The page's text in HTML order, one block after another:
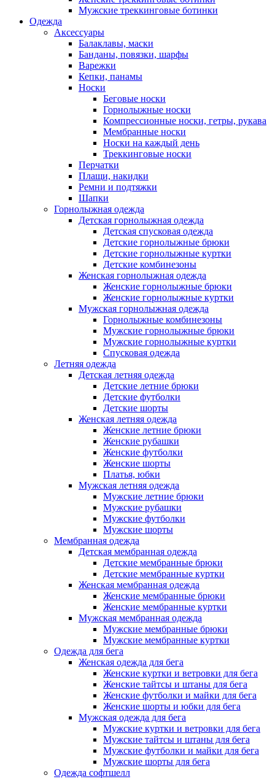
Мужские треккинговые ботинки
Одежда
Аксессуары
Балаклавы, маски
Банданы, повязки, шарфы
Варежки
Кепки, панамы
Носки
Беговые носки
Горнолыжные носки
Компрессионные носки, гетры, рукава
Мембранные носки
Носки на каждый день
Треккинговые носки
Перчатки
Плащи, накидки
Ремни и подтяжки
Шапки
Горнолыжная одежда
Детская горнолыжная одежда
Детская спусковая одежда
Детские горнолыжные брюки
Детские горнолыжные куртки
Детские комбинезоны
Женская горнолыжная одежда
Женские горнолыжные брюки
Женские горнолыжные куртки
Мужская горнолыжная одежда
Горнолыжные комбинезоны
Мужские горнолыжные брюки
Мужские горнолыжные куртки
Спусковая одежда
Летняя одежда
Детская летняя одежда
Детские летние брюки
Детские футболки
Детские шорты
Женская летняя одежда
Женские летние брюки
Женские рубашки
Женские футболки
Женские шорты
Платья, юбки
Мужская летняя одежда
Мужские летние брюки
Мужские рубашки
Мужские футболки
Мужские шорты
Мембранная одежда
Детская мембранная одежда
Детские мембранные брюки
Детские мембранные куртки
Женская мембранная одежда
Женские мембранные брюки
Женские мембранные куртки
Мужская мембранная одежда
Мужские мембранные брюки
Мужские мембранные куртки
Одежда для бега
Женская одежда для бега
Женские куртки и ветровки для бега
Женские тайтсы и штаны для бега
Женские футболки и майки для бега
Женские шорты и юбки для бега
Мужская одежда для бега
Мужские куртки и ветровки для бега
Мужские тайтсы и штаны для бега
Мужские футболки и майки для бега
Мужские шорты для бега
Одежда софтшелл